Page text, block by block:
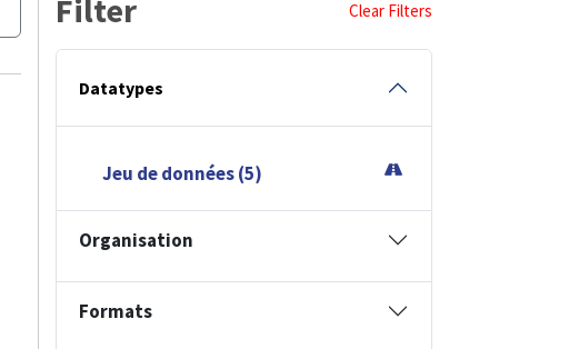
Filter Clear Filters
Datatypes
Jeu de données (5)
Organisation
Formats